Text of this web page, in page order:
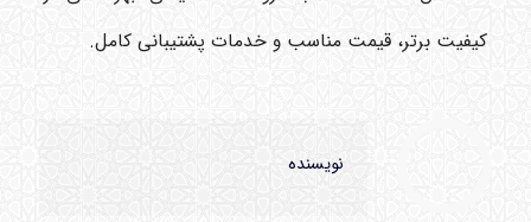
کیفیت برتر، قیمت مناسب و خدمات پشتیبانی کامل.
نویسنده